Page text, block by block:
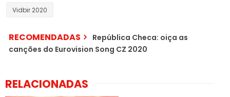
Vidbir 2020
RECOMENDADAS
República Checa: oiça as
canções do Eurovision Song CZ 2020
RELACIONADAS